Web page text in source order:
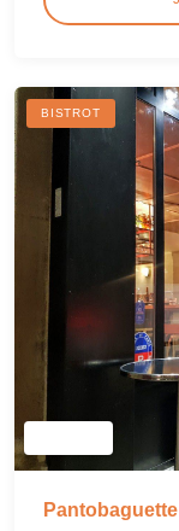
BISTROT
Pantobaguette